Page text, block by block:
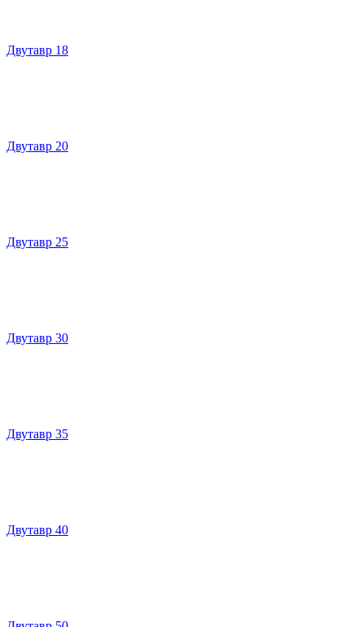
Двутавр 18
Двутавр 20
Двутавр 25
Двутавр 30
Двутавр 35
Двутавр 40